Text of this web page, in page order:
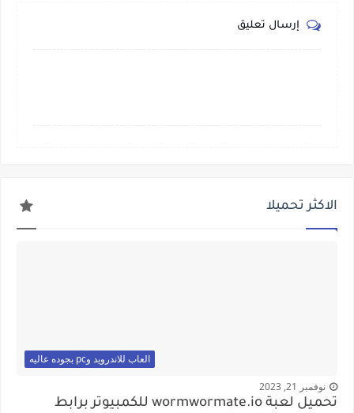
إرسال تعليق
الاكثر تحميلا
العاب للاندرويد وpc بجوده عاليه
نوفمبر 21, 2023
تحميل لعبة wormwormate.io للكمبيوتر برابط